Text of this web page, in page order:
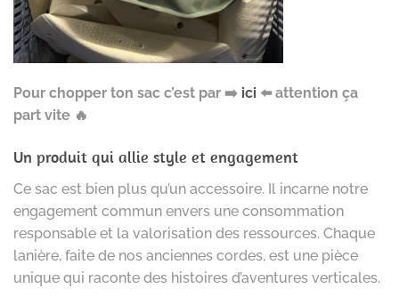
Pour chopper ton sac c’est par ➡️ ici ⬅️ attention ça
part vite 🔥
Un produit qui allie style et engagement
Ce sac est bien plus qu’un accessoire. Il incarne notre
engagement commun envers une consommation
responsable et la valorisation des ressources. Chaque
lanière, faite de nos anciennes cordes, est une pièce
unique qui raconte des histoires d’aventures verticales.